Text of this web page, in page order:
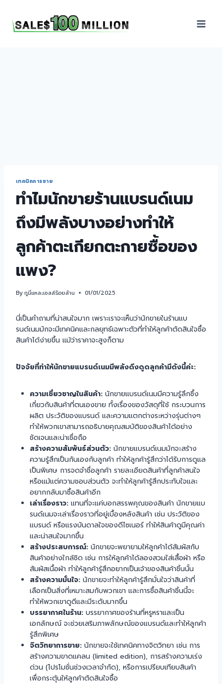
เทคนิคการขาย
ทำไมนักขายร้านแบรนด์เนม
ถึงมีพลังบางอย่างทำให้
ลูกค้าตะเกียกตะกายซื้อของ
แพง?
Byกูนี่แหละเซลล์ร้อยล้าน 01/01/2025
นี่เป็นคำถามที่น่าสนใจมาก เพราะเราจะเห็นว่านักขายในร้านแบ
รนด์เนมมักจะมีเทคนิคและกลยุทธ์เฉพาะตัวที่ทำให้ลูกค้าตัดสินใจซื้อ
สินค้าได้ง่ายขึ้น แม้ว่าราคาจะสูงก็ตาม
ปัจจัยที่ทำให้นักขายแบรนด์เนมมีพลังดึงดูดลูกค้ามีดังนี้ค่ะ:
ความเชี่ยวชาญในสินค้า: นักขายแบรนด์เนมมีความรู้ลึกซึ้ง
เกี่ยวกับสินค้าที่ตนเองขาย ทั้งเรื่องของวัสดุที่ใช้ กระบวนการ
ผลิต ประวัติของแบรนด์ และความแตกต่างระหว่างรุ่นต่างๆ
ทำให้พวกเขาสามารถอธิบายคุณสมบัติของสินค้าได้อย่าง
ชัดเจนและน่าเชื่อถือ
สร้างความสัมพันธ์ส่วนตัว: นักขายแบรนด์เนมมักจะสร้าง
ความรู้สึกเป็นกันเองกับลูกค้า ทำให้ลูกค้ารู้สึกว่าได้รับการดูแล
เป็นพิเศษ การจดจำชื่อลูกค้า รายละเอียดสินค้าที่ลูกค้าสนใจ
หรือแม้แต่ความชอบส่วนตัว จะทำให้ลูกค้ารู้สึกประทับใจและ
อยากกลับมาซื้อสินค้าอีก
เล่าเรื่องราว: แทนที่จะแค่บอกสรรพคุณของสินค้า นักขายแบ
รนด์เนมจะเล่าเรื่องราวที่อยู่เบื้องหลังสินค้า เช่น ประวัติของ
แบรนด์ หรือแรงบันดาลใจของดีไซเนอร์ ทำให้สินค้าดูมีคุณค่า
และน่าสนใจมากขึ้น
สร้างประสบการณ์: นักขายจะพยายามให้ลูกค้าได้สัมผัสกับ
สินค้าอย่างใกล้ชิด เช่น การให้ลูกค้าได้ลองสวมใส่เสื้อผ้า หรือ
สัมผัสเนื้อผ้า ทำให้ลูกค้ารู้สึกอยากเป็นเจ้าของสินค้าชิ้นนั้น
สร้างความมั่นใจ: นักขายจะทำให้ลูกค้ารู้สึกมั่นใจว่าสินค้าที่
เลือกเป็นสิ่งที่เหมาะสมกับพวกเขา และการซื้อสินค้าชิ้นนี้จะ
ทำให้พวกเขาดูดีและมีระดับมากขึ้น
บรรยากาศในร้าน: บรรยากาศของร้านที่หรูหราและเป็น
เอกลักษณ์ จะช่วยเสริมภาพลักษณ์ของแบรนด์และทำให้ลูกค้า
รู้สึกพิเศษ
จิตวิทยาการขาย: นักขายจะใช้เทคนิคทางจิตวิทยา เช่น การ
สร้างความขาดแคลน (limited edition), การสร้างความเร่ง
ด่วน (โปรโมชั่นช่วงเวลาจำกัด), หรือการเปรียบเทียบสินค้า
เพื่อกระตุ้นให้ลูกค้าตัดสินใจซื้อ